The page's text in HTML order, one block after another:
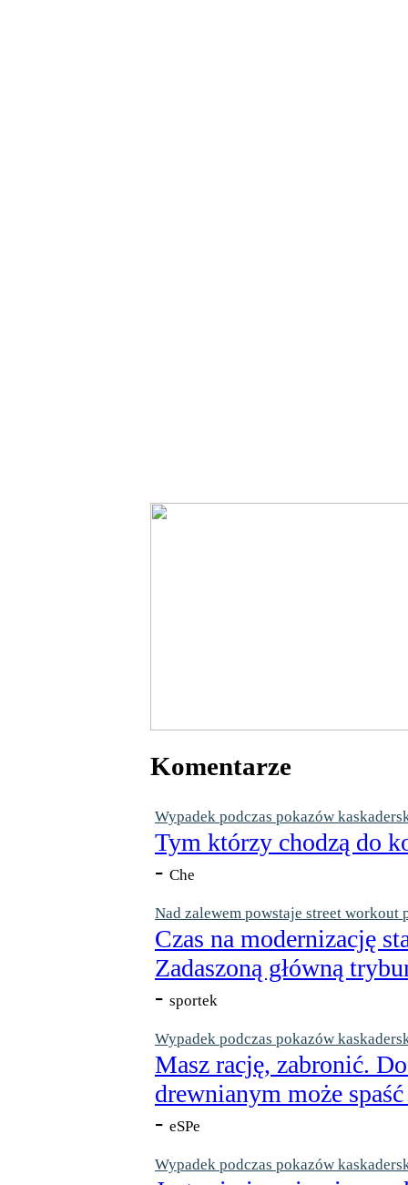
Komentarze
Wypadek podczas pokazów
Tym którzy chodzą do
- Che
Nad zalewem powstaje street workout
Czas na modernizację
Zadaszoną główną
- sportek
Wypadek podczas pokazów
Masz rację, zabronić.
drewnianym może
- eSPe
Wypadek podczas pokazów